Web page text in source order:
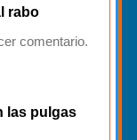
rabo
comentario.
las pulgas